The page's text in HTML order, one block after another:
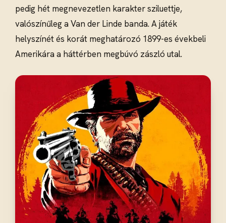
pedig hét megnevezetlen karakter sziluettje,
valószínűleg a Van der Linde banda. A játék
helyszínét és korát meghatározó 1899-es évekbeli
Amerikára a háttérben megbúvó zászló utal.